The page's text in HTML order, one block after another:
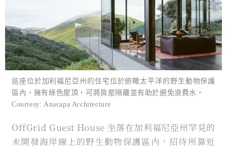
這座位於加利福尼亞州的住宅位於俯瞰太平洋的野生動物保護
區內，擁有綠色屋頂，可將房屋隔離並有助於避免浪費水。
Courtesy: Anacapa Architecture
OffGrid Guest House 坐落在加利福尼亞州罕見的
未開發海岸線上的野生動物保護區內，招待所靠近